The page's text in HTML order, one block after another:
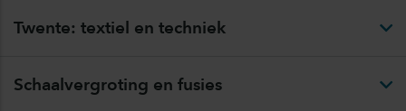
Twente: textiel en techniek
Schaalvergroting en fusies